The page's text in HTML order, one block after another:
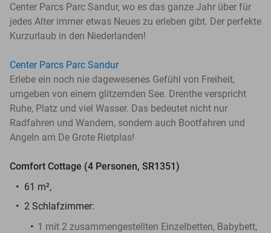
Center Parcs Parc Sandur, wo es das ganze Jahr über für
jedes Alter immer etwas Neues zu erleben gibt. Der perfekte
Kurzurlaub in den Niederlanden!
Center Parcs Parc Sandur
Erlebe ein noch nie dagewesenes Gefühl von Freiheit,
umgeben von einem glitzernden See. Drenthe verspricht
Ruhe, Platz und viel Wasser. Das bedeutet nicht nur
Radfahren und Wandern, sondern auch Bootfahren und
Angeln am De Grote Rietplas!
Comfort Cottage (4 Personen, SR1351)
61 m²,
2 Schlafzimmer:
1 mit 2 zusammengestellten Einzelbetten, Babybett,